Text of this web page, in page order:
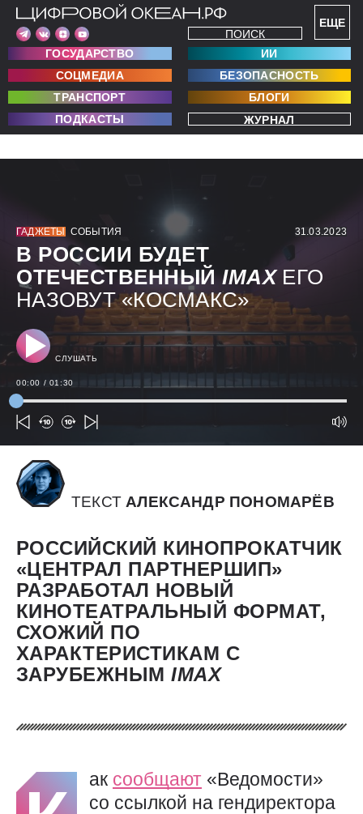
ЕЩЕ
ПОИСК
ГОСУДАРСТВО
ИИ
СОЦМЕДИА
БЕЗОПАСНОСТЬ
ТРАНСПОРТ
БЛОГИ
ПОДКАСТЫ
ЖУРНАЛ
ГАДЖЕТЫ СОБЫТИЯ 31.03.2023
В РОССИИ БУДЕТ
ОТЕЧЕСТВЕННЫЙIMAXЕГО
НАЗОВУТ «КОСМАКС»
СЛУШАТЬ
00:00 / 01:30
ТЕКСТ АЛЕКСАНДР ПОНОМАРЁВ
РОССИЙСКИЙ КИНОПРОКАТЧИК
«ЦЕНТРАЛ ПАРТНЕРШИП»
РАЗРАБОТАЛ НОВЫЙ
КИНОТЕАТРАЛЬНЫЙ ФОРМАТ,
СХОЖИЙ ПО
ХАРАКТЕРИСТИКАМ С
ЗАРУБЕЖНЫМIMAX
ак сообщают «Ведомости»
со ссылкой на гендиректора